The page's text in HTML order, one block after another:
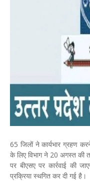
65 जिलों ने कार्यभार ग्रहण
के लिए विभाग ने 20 अगस्त की
पर बीएसए पर कार्रवाई की
प्रक्रिया स्थगित कर दी गई है।